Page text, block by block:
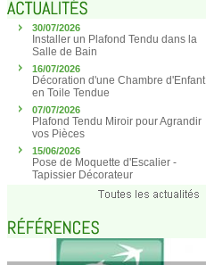
30/07/2026
Installer un Plafond Tendu dans la
Salle de Bain
16/07/2026
Décoration d'une Chambre d'Enfant
en Toile Tendue
07/07/2026
Plafond Tendu Miroir pour Agrandir
vos Pièces
15/06/2026
Pose de Moquette d'Escalier -
Tapissier Décorateur